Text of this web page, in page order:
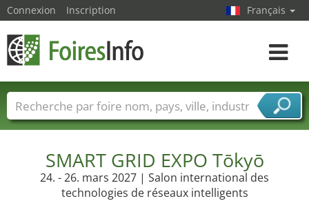
SMART GRID EXPO Tōkyō
24. - 26. mars 2027 | Salon international des
technologies de réseaux intelligents
Connexion Inscription Français
Toggle
Foire noms Pays Villes
Secteurs de foire